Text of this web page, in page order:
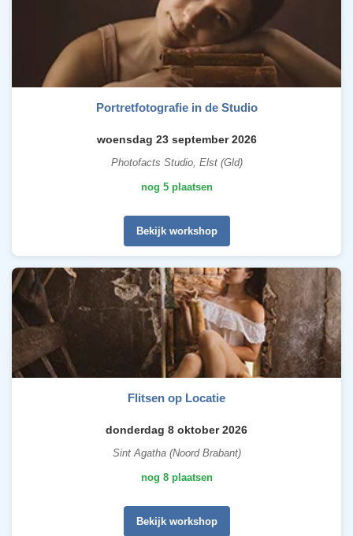
Portretfotografie in de Studio
woensdag 23 september 2026
Photofacts Studio, Elst (Gld)
nog 5 plaatsen
Bekijk workshop
Flitsen op Locatie
donderdag 8 oktober 2026
Sint Agatha (Noord Brabant)
nog 8 plaatsen
Bekijk workshop